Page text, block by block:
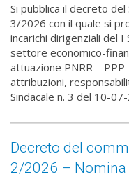
Si pubblica il decreto
3/2026 con il quale si
incarichi dirigenziali del
settore economico-
attuazione PNRR –
attribuzioni,
Sindacale n. 3 del 10-
Decreto del
2/2026 – Nomina